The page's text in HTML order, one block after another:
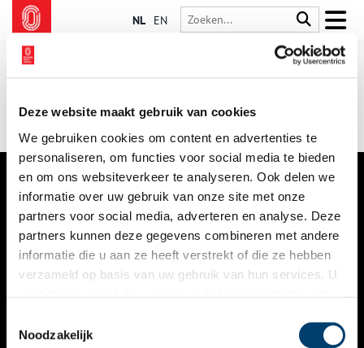
Deze website maakt gebruik van cookies
We gebruiken cookies om content en advertenties te
personaliseren, om functies voor social media te bieden
en om ons websiteverkeer te analyseren. Ook delen we
informatie over uw gebruik van onze site met onze
partners voor social media, adverteren en analyse. Deze
partners kunnen deze gegevens combineren met andere
informatie die u aan ze heeft verstrekt of die ze hebben
verzameld op basis van uw gebruik van hun services. U
Noodzakelijk
NL EN
VERHALEN
NIEUWS
KALENDER
ACTIVITEITEN